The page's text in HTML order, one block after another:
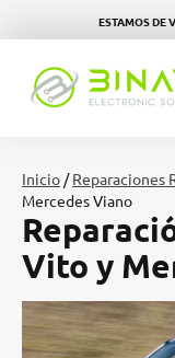
ESTAMOS DE
Inicio /Reparaciones
Mercedes Viano
Vito y